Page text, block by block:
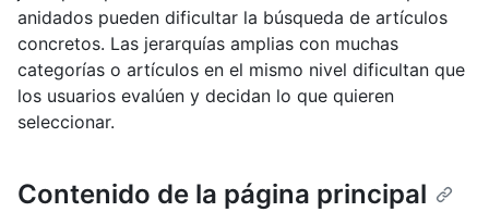
anidados pueden dificultar la búsqueda de artículos
concretos. Las jerarquías amplias con muchas
categorías o artículos en el mismo nivel dificultan que
los usuarios evalúen y decidan lo que quieren
seleccionar.
Contenido de la página principal